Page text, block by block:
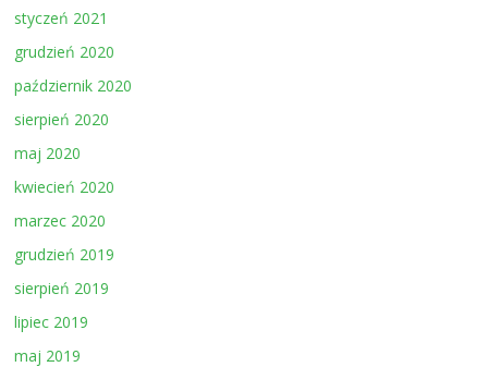
styczeń 2021
grudzień 2020
październik 2020
sierpień 2020
maj 2020
kwiecień 2020
marzec 2020
grudzień 2019
sierpień 2019
lipiec 2019
maj 2019